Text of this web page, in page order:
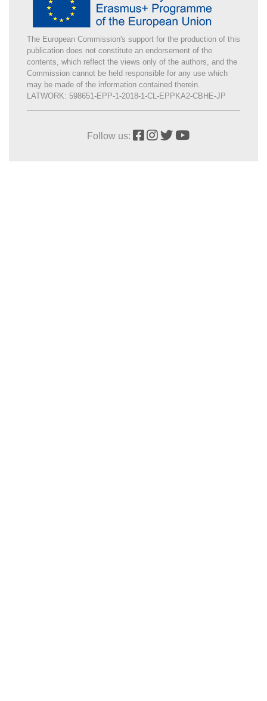
The European Commission's support for the production of this
publication does not constitute an endorsement of the
contents, which reflect the views only of the authors, and the
Commission cannot be held responsible for any use which
may be made of the information contained therein.
LATWORK: 598651-EPP-1-2018-1-CL-EPPKA2-CBHE-JP
Follow us: